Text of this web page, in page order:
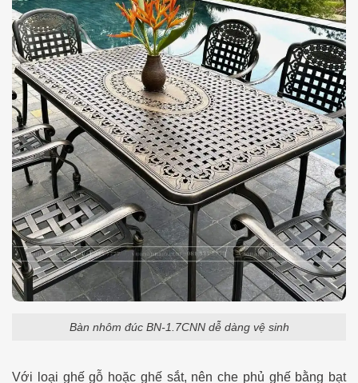
Bàn nhôm đúc BN-1.7CNN dễ dàng vệ sinh
Với loại ghế gỗ hoặc ghế sắt, nên che phủ ghế bằng bạt